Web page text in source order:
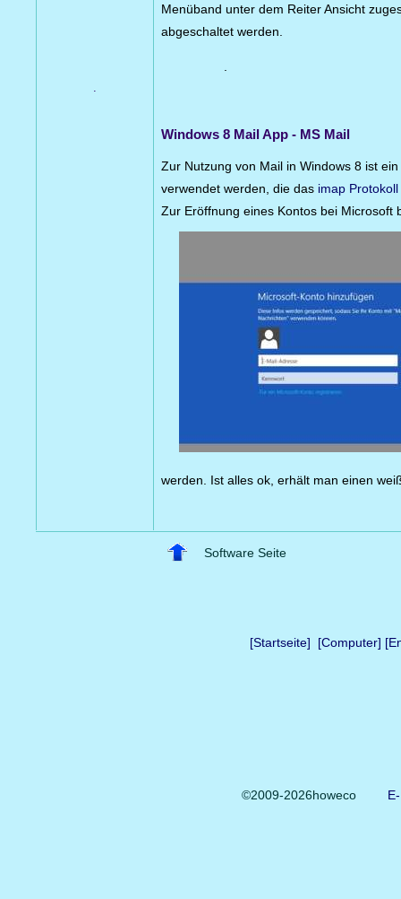
.
Menüband unter dem Reiter Ansicht
abgeschaltet werden.
Windows 8 Mail App - MS Mail
Zur Nutzung von Mail in Windows 8 ist
verwendet werden, die das imap Protokoll
Zur Eröffnung eines Kontos bei Microsoft
werden. Ist alles ok, erhält man einen
Software Seite
[Startseite] [Computer]
©2009-2026howeco